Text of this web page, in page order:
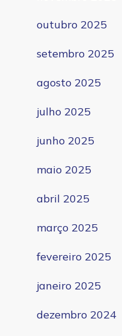
outubro 2025
setembro 2025
agosto 2025
julho 2025
junho 2025
maio 2025
abril 2025
março 2025
fevereiro 2025
janeiro 2025
dezembro 2024